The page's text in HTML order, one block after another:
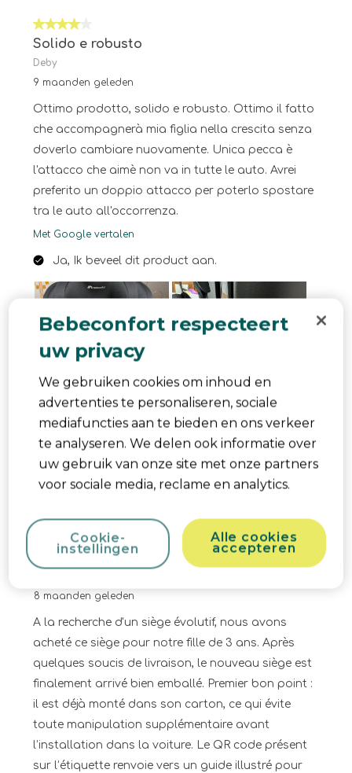
4 van 5 sterren.
Solido e robusto
Deby
9 maanden geleden
Ottimo prodotto, solido e robusto. Ottimo il fatto
che accompagnerà mia figlia nella crescita senza
doverlo cambiare nuovamente. Unica pecca è
l'attacco che aimè non va in tutte le auto. Avrei
preferito un doppio attacco per poterlo spostare
tra le auto all'occorrenza.
Met Google vertalen
Ja, Ik beveel dit product aan.
Kwaliteit van product
Kwaliteit van product, 5.0 van 5
5.0
Behulpzaam? (2) ( 0) Melden
4 van 5 sterren.
Un bon siège
8 maanden geleden
A la recherche d'un siège évolutif, nous avons
acheté ce siège pour notre fille de 3 ans. Après
quelques soucis de livraison, le nouveau siège est
finalement arrivé bien emballé. Premier bon point :
il est déjà monté dans son carton, ce qui évite
toute manipulation supplémentaire avant
l’installation dans la voiture. Le QR code présent
sur l’étiquette renvoie vers un guide illustré pour
Bebeconfort respecteert
uw privacy
We gebruiken cookies om inhoud en
advertenties te personaliseren, sociale
mediafuncties aan te bieden en ons verkeer
te analyseren. We delen ook informatie over
uw gebruik van onze site met onze partners
voor sociale media, reclame en analytics.
Alle cookies
accepteren
Cookie-
instellingen